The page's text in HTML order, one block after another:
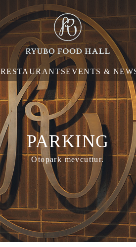
RESTAURANTSEVENTS &
PARKING
Otopark mevcuttur.